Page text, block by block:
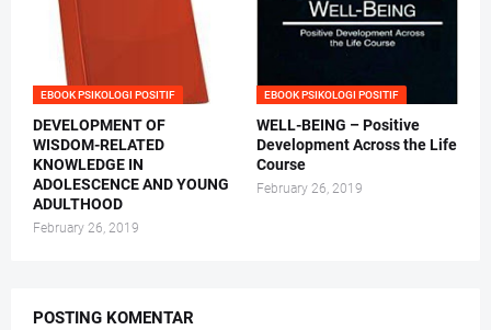
EBOOK PSIKOLOGI POSITIF
DEVELOPMENT OF
WISDOM-RELATED
KNOWLEDGE IN
ADOLESCENCE AND YOUNG
ADULTHOOD
February 26, 2019
EBOOK PSIKOLOGI POSITIF
WELL-BEING – Positive
Development Across the Life
Course
February 26, 2019
POSTING KOMENTAR